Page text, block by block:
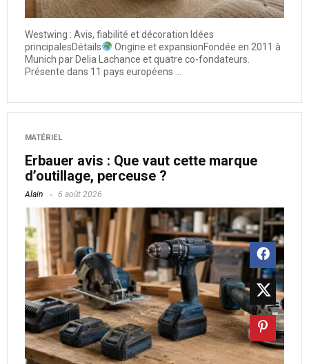
Westwing : Avis, fiabilité et décoration Idées
principalesDétails
Origine et expansionFondée en 2011 à
Munich par Delia Lachance et quatre co-fondateurs.
Présente dans 11 pays européens ...
MATÉRIEL
Erbauer avis : Que vaut cette marque
d’outillage, perceuse ?
Alain 6 août 2026